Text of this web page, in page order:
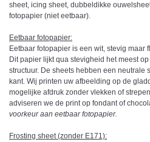
sheet, icing sheet, dubbeldikke
fotopapier (niet eetbaar).
Eetbaar fotopapier:
Eetbaar fotopapier is een wit, stevig maar
Dit papier lijkt qua stevigheid het meest
structuur. De sheets hebben een neutrale
kant. Wij printen uw afbeelding op de
mogelijke afdruk zonder vlekken of
adviseren we de print op fondant of
voorkeur aan eetbaar fotopapier.
Frosting sheet (zonder E171):